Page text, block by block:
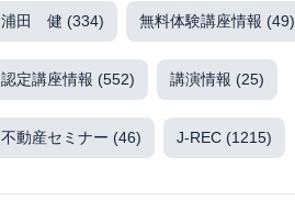
浦田 健 (334) 無料体験講座情報 (49)
認定講座情報 (552) 講演情報 (25)
不動産セミナー (46) J-REC (1215)